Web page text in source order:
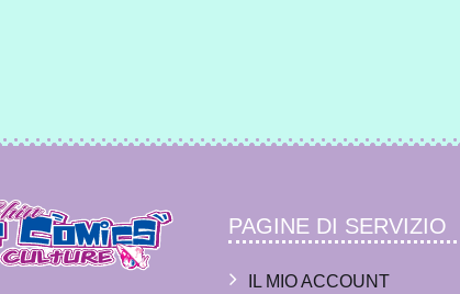
PAGINE DI SERVIZIO
IL MIO ACCOUNT